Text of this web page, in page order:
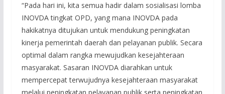
“Pada hari ini, kita semua hadir dalam sosialisasi lomba
INOVDA tingkat OPD, yang mana INOVDA pada
hakikatnya ditujukan untuk mendukung peningkatan
kinerja pemerintah daerah dan pelayanan publik. Secara
optimal dalam rangka mewujudkan kesejahteraan
masyarakat. Sasaran INOVDA diarahkan untuk
mempercepat terwujudnya kesejahteraan masyarakat